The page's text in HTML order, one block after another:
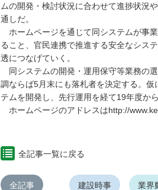
ムの開発・検討状況に合わせて進捗状況
通しだ。
ホームページを通じて同システムが事
ること、官民連携で推進する安全なシス
透につなげていく。
同システムの開発・運用保守等業務の
調ならば5月末にも落札者を決定する。
テムを開発し、先行運用を経て19年度か
ホームページのアドレスはhttp://
全記事一覧に戻る
全記事 建設時事 業界